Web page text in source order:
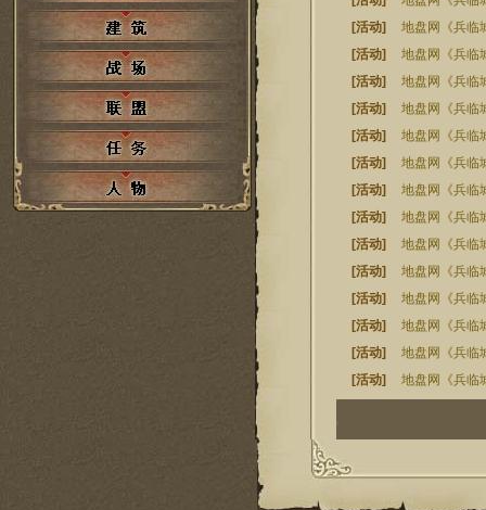
[活动]
地盘网《兵临
[活动]
地盘网《兵临
[活动]
地盘网《兵临
[活动]
地盘网《兵临
[活动]
地盘网《兵临
[活动]
地盘网《兵临
[活动]
地盘网《兵临
[活动]
地盘网《兵临
[活动]
地盘网《兵临
[活动]
地盘网《兵临
[活动]
地盘网《兵临
[活动]
地盘网《兵临
[活动]
地盘网《兵临
[活动]
地盘网《兵临